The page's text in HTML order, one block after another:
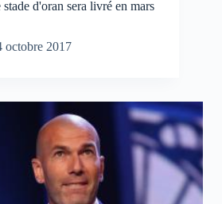
d'oran sera livré en mars
octobre 2017